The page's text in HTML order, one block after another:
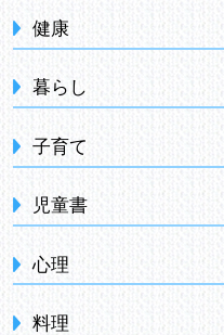
健康
暮らし
子育て
児童書
心理
料理